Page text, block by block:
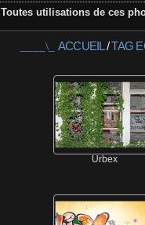
Toutes utilisations de ces
ACCUEIL/TAG
Urbex